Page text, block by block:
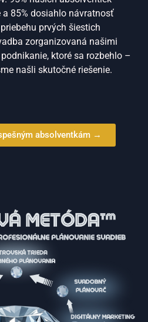
85% dosiahlo návratnosť
prvých šiestich
zorganizovaná našimi
ktoré sa rozbehlo –
našli skutočné riešenie.
absolventkám →